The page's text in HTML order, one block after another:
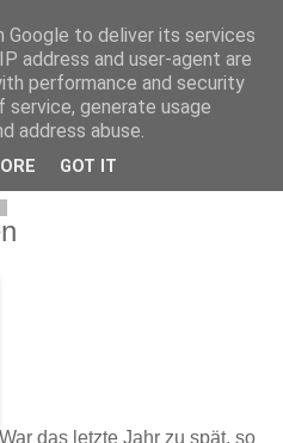
War das letzte Jahr zu spät, so
Google to deliver its services
address and user-agent are
performance and security
generate usage
address abuse.
GOT IT